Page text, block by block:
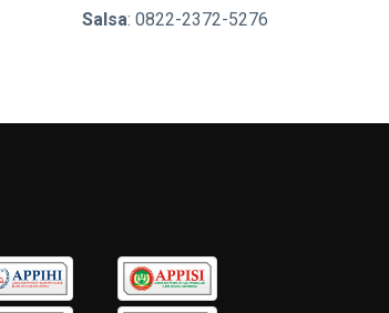
Salsa: 0822-2372-5276